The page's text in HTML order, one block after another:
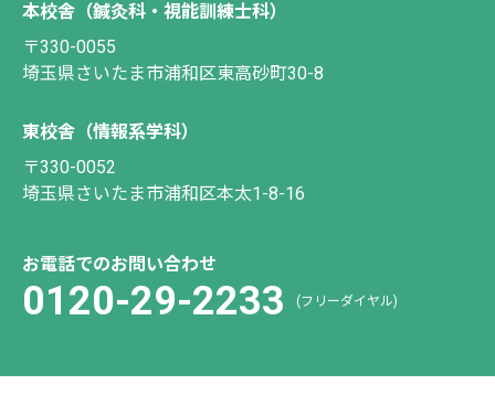
本校舎（鍼灸科・視能訓練士科）
〒330-0055
埼玉県さいたま市浦和区東高砂町30-8
東校舎（情報系学科）
〒330-0052
埼玉県さいたま市浦和区本太1-8-16
お電話でのお問い合わせ
0120-29-2233 (フリーダイヤル)